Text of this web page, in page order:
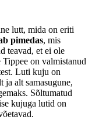
lutt, mida on eriti
pimedas, mis
teavad, et ei ole
on valmistanud
Luti kuju on
ja alt samasugune,
Sõltumatud
kujuga lutid on